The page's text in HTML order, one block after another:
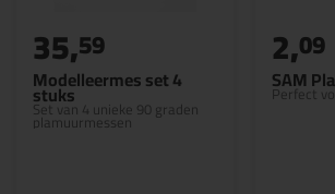
Modelleermes set 4
stuks
Set van 4 unieke 90 graden
plamuurmessen
35,59
SAM
Perfect
2,09